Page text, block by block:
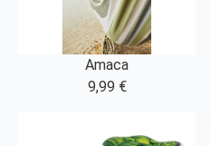
Amaca
9,99 €